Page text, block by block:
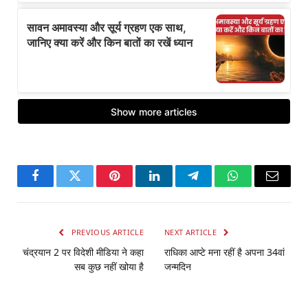
FacebookTwitter PinterestLinkedInTelegramWhatsApp
Email
PREVIOUS ARTICLE
चंद्रयान 2 पर विदेशी मीडिया ने कहा
सब कुछ नहीं खोया है
NEXT ARTICLE
राधिका आप्टे मना रहीं है अपना 34वां
जन्मदिन